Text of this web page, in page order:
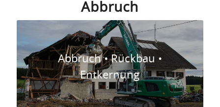
Abbruch
Abbruch • Rückbau •
Entkernung